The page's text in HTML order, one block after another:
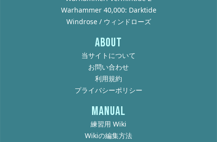
Warhammer 40,000: Darktide
Windrose / ウィンドローズ
ABOUT
当サイトについて
お問い合わせ
利用規約
プライバシーポリシー
MANUAL
練習用 Wiki
Wikiの編集方法